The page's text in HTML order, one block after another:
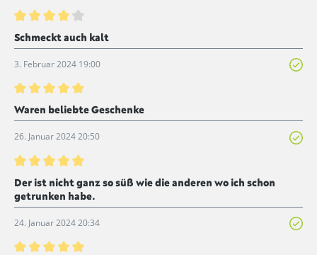
Bewertung mit 4 von 5 Sternen
Schmeckt auch kalt
3. Februar 2024 19:00
Bewertung mit 5 von 5 Sternen
Waren beliebte Geschenke
26. Januar 2024 20:50
Bewertung mit 5 von 5 Sternen
Der ist nicht ganz so süß wie die anderen wo ich schon
getrunken habe.
24. Januar 2024 20:34